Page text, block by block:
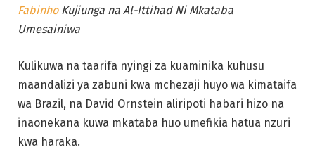
FabinhoKujiunga na Al-Ittihad Ni Mkataba
Umesainiwa
Kulikuwa na taarifa nyingi za kuaminika kuhusu
maandalizi ya zabuni kwa mchezaji huyo wa kimataifa
wa Brazil, na David Ornstein aliripoti habari hizo na
inaonekana kuwa mkataba huo umefikia hatua nzuri
kwa haraka.